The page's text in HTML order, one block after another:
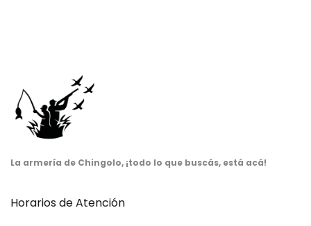
La armería de Chingolo, ¡todo lo que buscás, está acá!
Horarios de Atención